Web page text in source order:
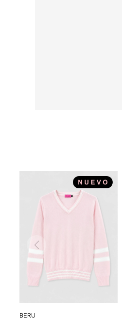
BERU